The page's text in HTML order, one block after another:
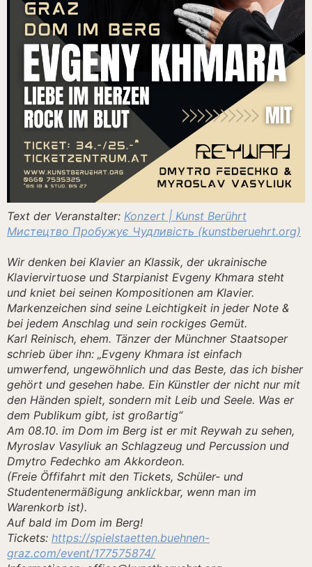
Text der Veranstalter: Konzert | Kunst Berührt
Мистецтво Пробужує Чудливість (kunstberuehrt.org)
Wir denken bei Klavier an Klassik, der ukrainische
Klaviervirtuose und Starpianist Evgeny Khmara steht
und kniet bei seinen Kompositionen am Klavier.
Markenzeichen sind seine Leichtigkeit in jeder Note &
bei jedem Anschlag und sein rockiges Gemüt.
Karl Reinisch, ehem. Tänzer der Münchner Staatsoper
schrieb über ihn: „Evgeny Khmara ist einfach
umwerfend, ungewöhnlich und das Beste, das ich bisher
gehört und gesehen habe. Ein Künstler der nicht nur mit
den Händen spielt, sondern mit Leib und Seele. Was er
dem Publikum gibt, ist großartig“
Am 08.10. im Dom im Berg ist er mit Reywah zu sehen,
Myroslav Vasyliuk an Schlagzeug und Percussion und
Dmytro Fedechko am Akkordeon.
(Freie Öffifahrt mit den Tickets, Schüler- und
Studentenermäßigung anklickbar, wenn man im
Warenkorb ist).
Auf bald im Dom im Berg!
Tickets: https://spielstaetten.buehnen-
graz.com/event/177575874/